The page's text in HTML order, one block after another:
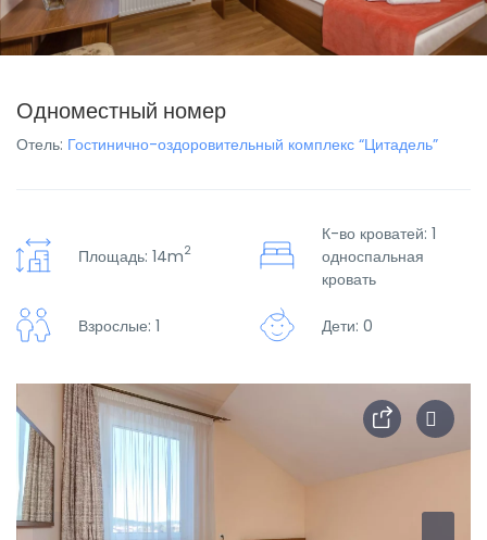
Одноместный номер
Отель: Гостинично-оздоровительный комплекс “Цитадель”
Площадь: 14m2
К-во кроватей: 1
односпальная
кровать
Взрослые: 1 Дети: 0